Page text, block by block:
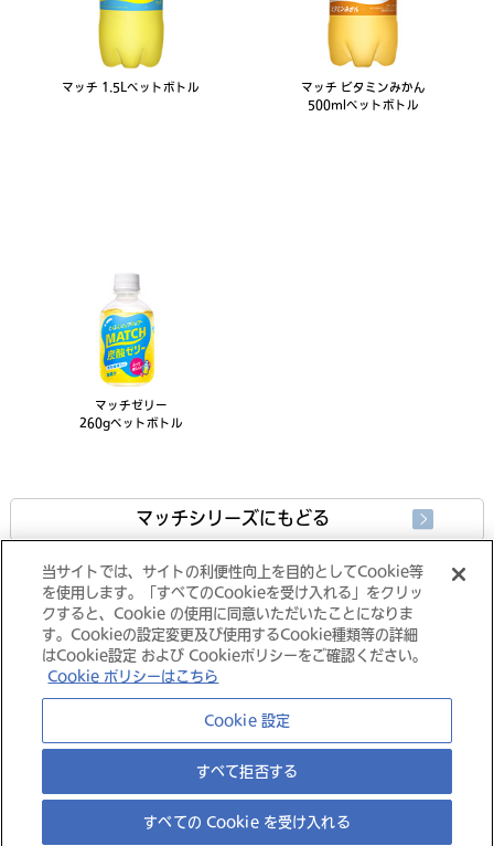
マッチ 1.5Lペットボトル
マッチ ビタミンみかん
500mlペットボトル
マッチゼリー
260gペットボトル
マッチシリーズにもどる
製品情報にもどる
大塚グループ
Copyright©Otsuka Foods Co., Ltd.
当サイトでは、サイトの利便性向上を目的としてCookie等
を使用します。「すべてのCookieを受け入れる」をクリッ
クすると、Cookie の使用に同意いただいたことになりま
す。Cookieの設定変更及び使用するCookie種類等の詳細
はCookie設定 および Cookieポリシーをご確認ください。
Cookie ポリシーはこちら
Cookie 設定
すべて拒否する
すべての Cookie を受け入れる